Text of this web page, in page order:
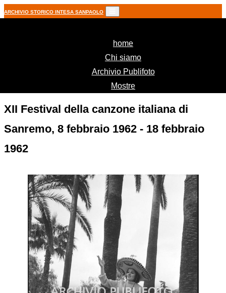
ARCHIVIO STORICO INTESA SANPAOLO
home(current)
Chi siamo
Archivio Publifoto
Mostre
XII Festival della canzone italiana di
Sanremo, 8 febbraio 1962 - 18 febbraio
1962